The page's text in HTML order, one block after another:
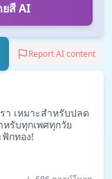
ยสี AI
Report AI content
า เหมาะสำหรับปลด
รับทุกเพศทุกวัย
กทอง!